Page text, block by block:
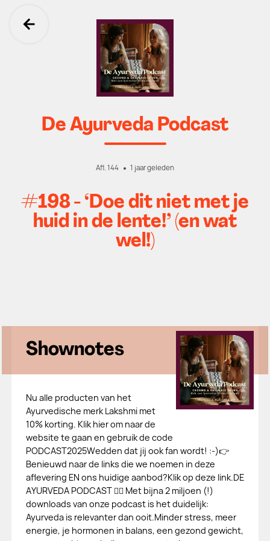
Ga terug
De Ayurveda Podcast
Afl. 144 1 jaar geleden
#198 - ‘Doe dit niet met je
huid in de lente!’ (en wat
wel!)
Shownotes
Nu alle producten van het
Ayurvedische merk Lakshmi met
10% korting. Klik hier om naar de
website te gaan en gebruik de code
PODCAST2025Wedden dat jij ook fan wordt! :-)👉
Benieuwd naar de links die we noemen in deze
aflevering EN ons huidige aanbod?Klik op deze link.DE
AYURVEDA PODCAST 👉🏻 Met bijna 2 miljoen (!)
downloads van onze podcast is het duidelijk:
Ayurveda is relevanter dan ooit.Minder stress, meer
energie, je hormonen in balans, een gezond gewicht,